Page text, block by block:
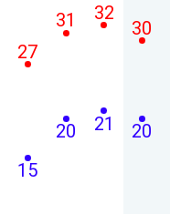
15
27
20
31
21
32
20
30